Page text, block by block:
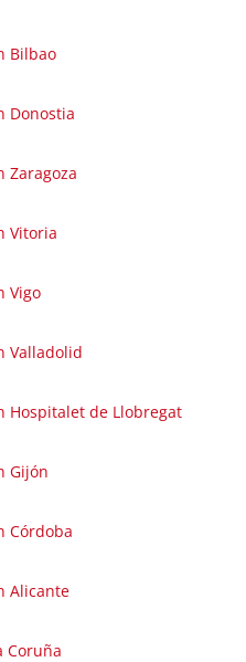
Bilbao
Donostia
Zaragoza
Vitoria
Vigo
Valladolid
Hospitalet de Llobregat
Gijón
Córdoba
Alicante
Coruña